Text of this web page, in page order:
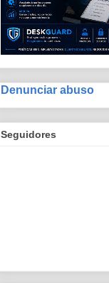
Denunciar abuso
Seguidores